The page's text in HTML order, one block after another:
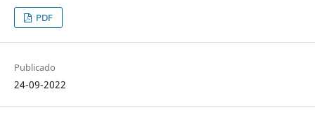
PDF
Publicado
24-09-2022